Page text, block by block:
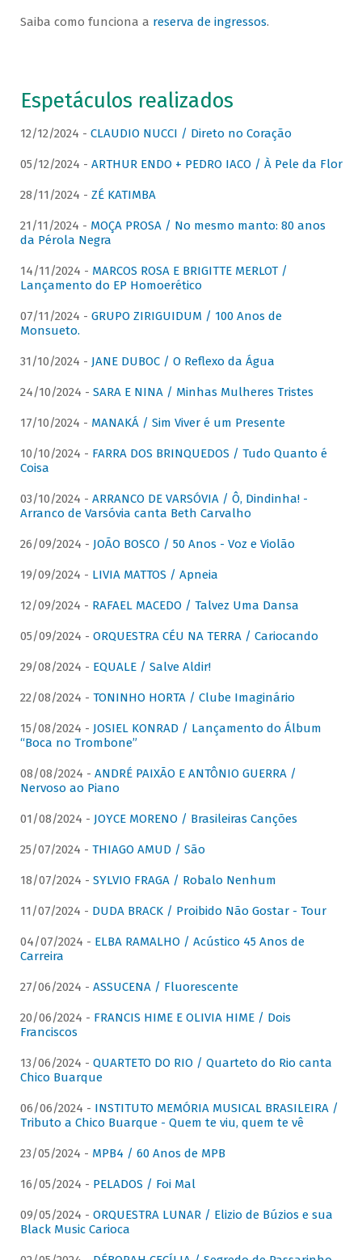
Saiba como funciona a reserva de ingressos.
Espetáculos realizados
12/12/2024 - CLAUDIO NUCCI / Direto no Coração
05/12/2024 - ARTHUR ENDO + PEDRO IACO / À Pele da Flor
28/11/2024 - ZÉ KATIMBA
21/11/2024 - MOÇA PROSA / No mesmo manto: 80 anos
da Pérola Negra
14/11/2024 - MARCOS ROSA E BRIGITTE MERLOT /
Lançamento do EP Homoerético
07/11/2024 - GRUPO ZIRIGUIDUM / 100 Anos de
Monsueto.
31/10/2024 - JANE DUBOC / O Reflexo da Água
24/10/2024 - SARA E NINA / Minhas Mulheres Tristes
17/10/2024 - MANAKÁ / Sim Viver é um Presente
10/10/2024 - FARRA DOS BRINQUEDOS / Tudo Quanto é
Coisa
03/10/2024 - ARRANCO DE VARSÓVIA / Ô, Dindinha! -
Arranco de Varsóvia canta Beth Carvalho
26/09/2024 - JOÃO BOSCO / 50 Anos - Voz e Violão
19/09/2024 - LIVIA MATTOS / Apneia
12/09/2024 - RAFAEL MACEDO / Talvez Uma Dansa
05/09/2024 - ORQUESTRA CÉU NA TERRA / Cariocando
29/08/2024 - EQUALE / Salve Aldir!
22/08/2024 - TONINHO HORTA / Clube Imaginário
15/08/2024 - JOSIEL KONRAD / Lançamento do Álbum
“Boca no Trombone”
08/08/2024 - ANDRÉ PAIXÃO E ANTÔNIO GUERRA /
Nervoso ao Piano
01/08/2024 - JOYCE MORENO / Brasileiras Canções
25/07/2024 - THIAGO AMUD / São
18/07/2024 - SYLVIO FRAGA / Robalo Nenhum
11/07/2024 - DUDA BRACK / Proibido Não Gostar - Tour
04/07/2024 - ELBA RAMALHO / Acústico 45 Anos de
Carreira
27/06/2024 - ASSUCENA / Fluorescente
20/06/2024 - FRANCIS HIME E OLIVIA HIME / Dois
Franciscos
13/06/2024 - QUARTETO DO RIO / Quarteto do Rio canta
Chico Buarque
06/06/2024 - INSTITUTO MEMÓRIA MUSICAL BRASILEIRA /
Tributo a Chico Buarque - Quem te viu, quem te vê
23/05/2024 - MPB4 / 60 Anos de MPB
16/05/2024 - PELADOS / Foi Mal
09/05/2024 - ORQUESTRA LUNAR / Elizio de Búzios e sua
Black Music Carioca